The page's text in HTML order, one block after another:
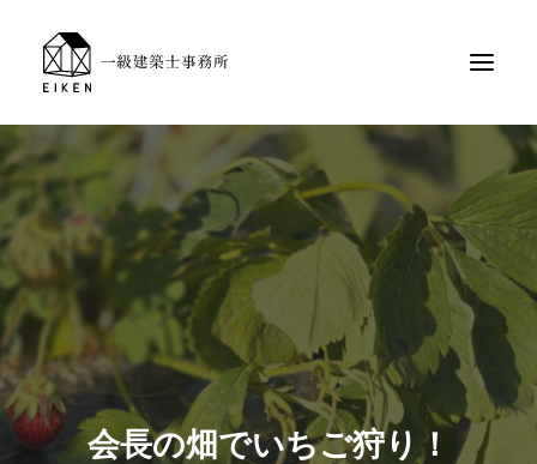
会長の畑でいちご狩り！